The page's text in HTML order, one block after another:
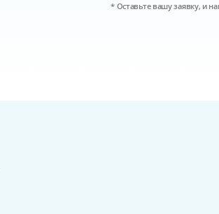
* Оставьте вашу заявку, и